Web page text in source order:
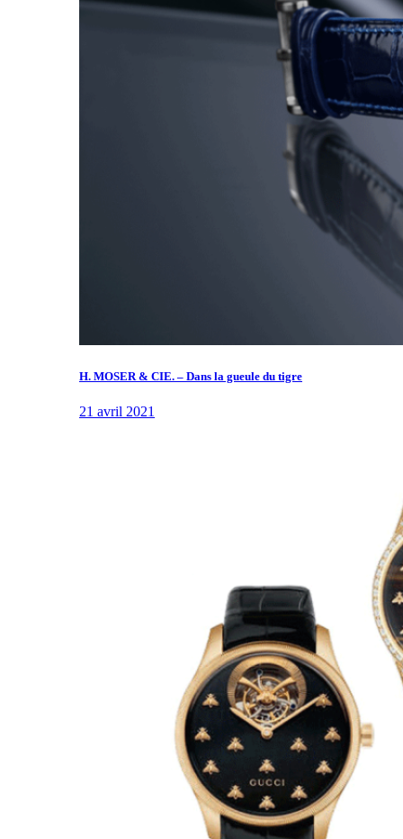
H. MOSER & CIE. – Dans la gueule du tigre
21 avril 2021